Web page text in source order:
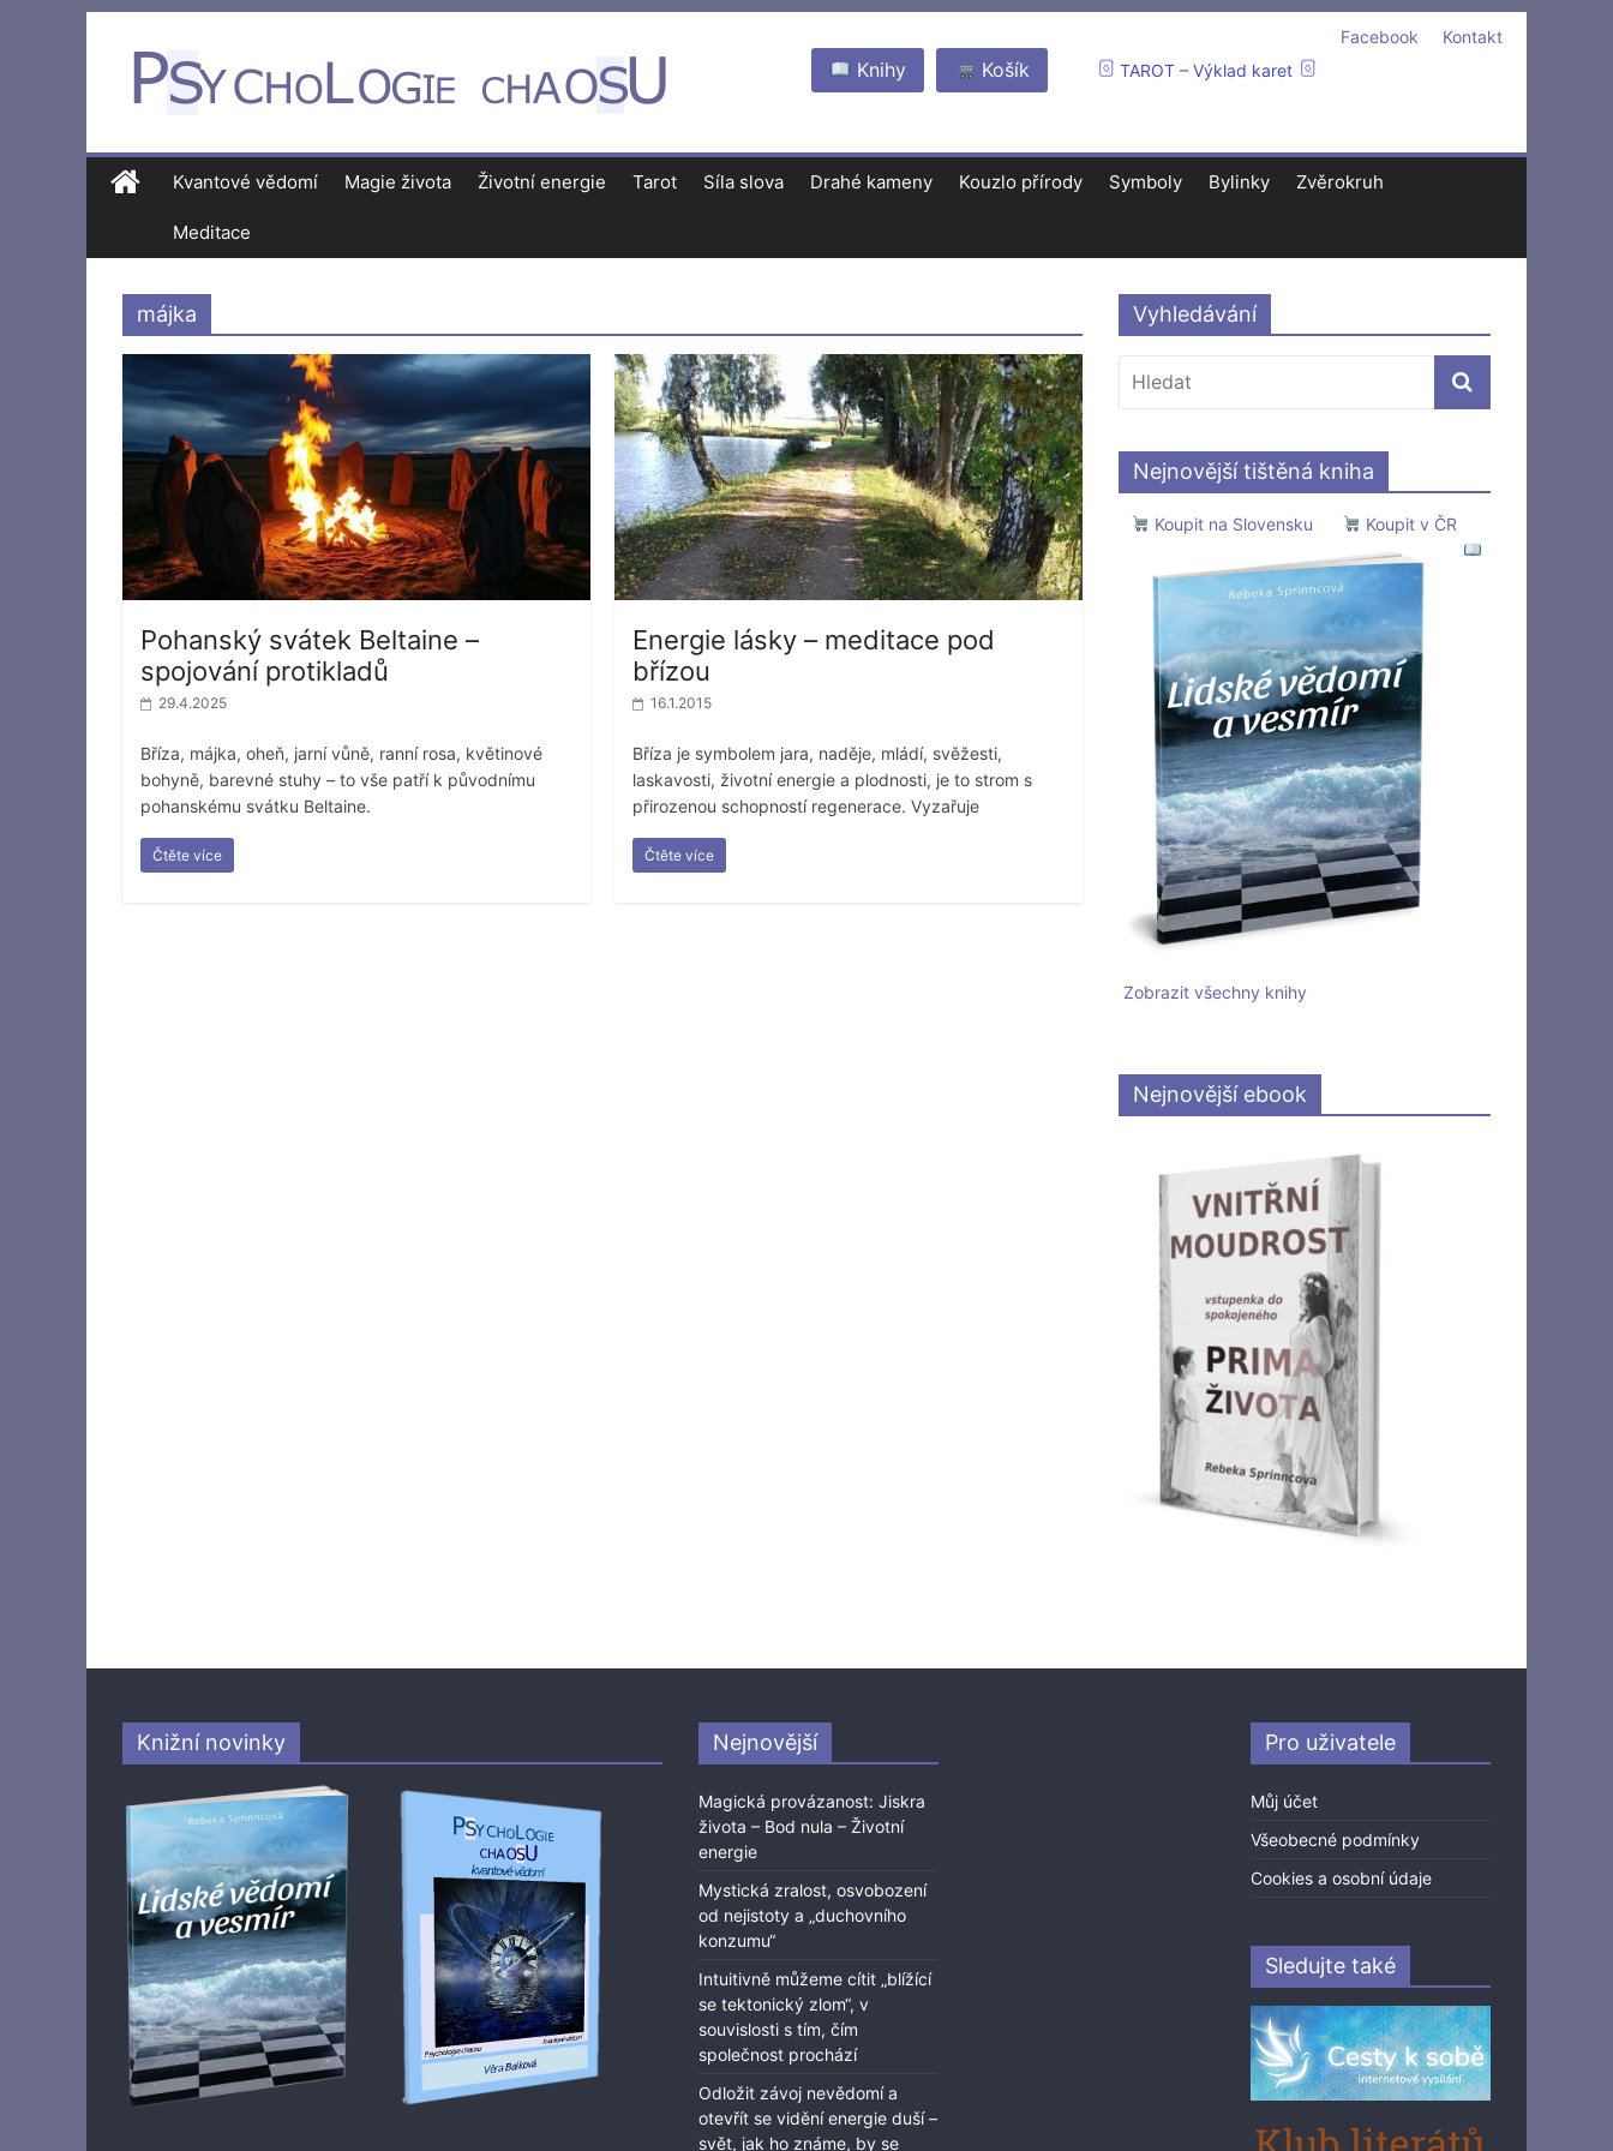
Kontakt
Facebook
TAROT – Výklad karet
Košík
Knihy
Kvantové vědomí Magie života Životní energie Tarot Síla slova Drahé kameny Kouzlo přírody Symboly Bylinky Zvěrokruh
Meditace
májka
Pohanský svátek Beltaine –
spojování protikladů
29.4.2025
Bříza, májka, oheň, jarní vůně, ranní rosa, květinové
bohyně, barevné stuhy – to vše patří k původnímu
pohanskému svátku Beltaine.
Čtěte více
Energie lásky – meditace pod
břízou
16.1.2015
Bříza je symbolem jara, naděje, mládí, svěžesti,
laskavosti, životní energie a plodnosti, je to strom s
přirozenou schopností regenerace. Vyzařuje
Čtěte více
Vyhledávání
Nejnovější tištěná kniha
Koupit na Slovensku Koupit v ČR
Zobrazit všechny knihy
Nejnovější ebook
Knižní novinky Nejnovější
Magická provázanost: Jiskra
života – Bod nula – Životní
energie
Mystická zralost, osvobození
od nejistoty a „duchovního
konzumu“
Intuitivně můžeme cítit „blížící
se tektonický zlom“, v
souvislosti s tím, čím
společnost prochází
Odložit závoj nevědomí a
otevřít se vidění energie duší –
svět, jak ho známe, by se
Pro uživatele
Můj účet
Všeobecné podmínky
Cookies a osobní údaje
Sledujte také